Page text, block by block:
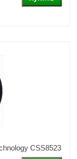
CSS8523